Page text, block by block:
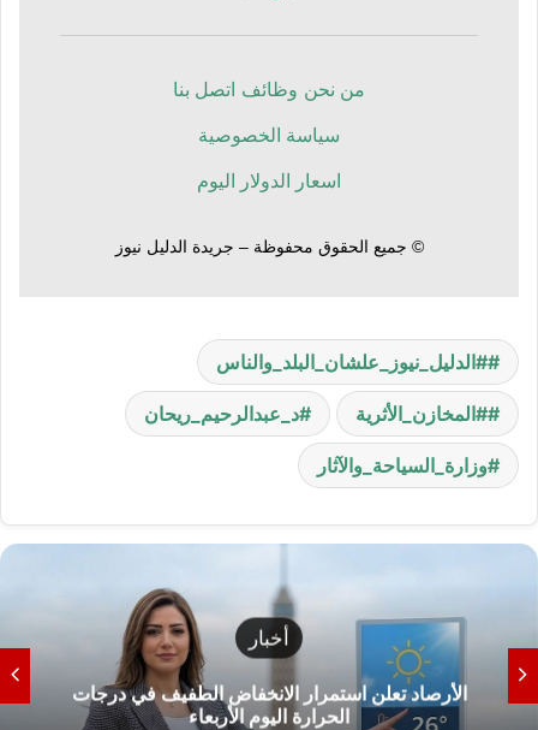
من نحن وظائف اتصل بنا
سياسة الخصوصية
اسعار الدولار اليوم
© جميع الحقوق محفوظة – جريدة الدليل نيوز
#الدليل_نيوز_علشان_البلد_والناس
#المخازن_الأثرية د_عبدالرحيم_ريحان
وزارة_السياحة_والآثار
أخبار
الأرصاد تعلن استمرار الانخفاض الطفيف في درجات
الحرارة اليوم الأربعاء